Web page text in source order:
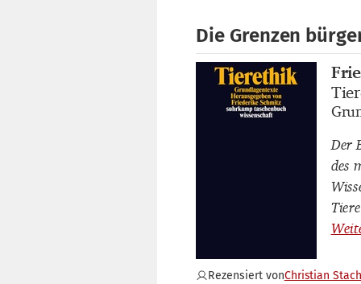
Die Grenzen
Der
des
Rezensiert vonChristian